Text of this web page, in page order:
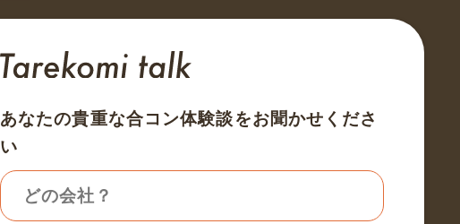
あなたの貴重な合コン体験談をお聞かせくださ
い